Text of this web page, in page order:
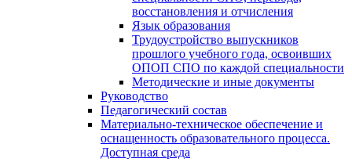
восстановления и отчисления
Язык образования
Трудоустройство выпускников
прошлого учебного года, освоивших
ОПОП СПО по каждой специальности
Методические и иные документы
Руководство
Педагогический состав
Материально-техническое обеспечение и
оснащенность образовательного процесса.
Доступная среда